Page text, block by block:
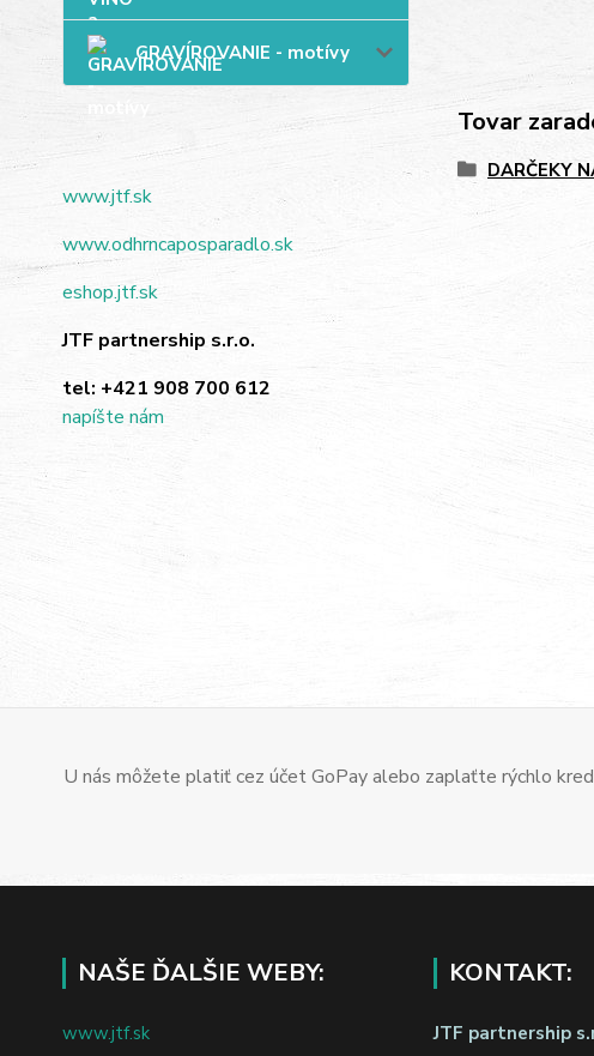
GRAVÍROVANIE - motívy
www.jtf.sk
www.odhrncaposparadlo.sk
eshop.jtf.sk
JTF partnership s.r.o.
tel: +421 908 700 612
napíšte nám
Tovar
DARČEKY
U nás môžete platiť cez účet GoPay alebo zaplaťte rýchlo
NAŠE ĎALŠIE WEBY:
www.jtf.sk
KONTAKT:
JTF partnership